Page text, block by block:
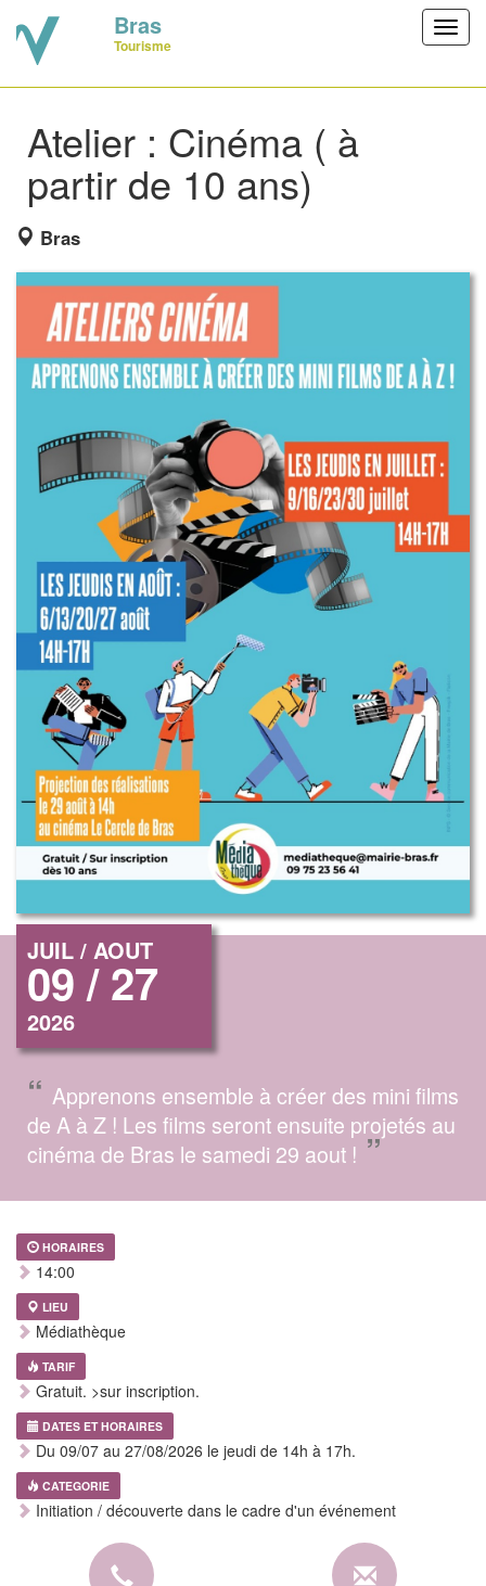
Bras
Tourisme
Atelier : Cinéma ( à
partir de 10 ans)
Bras
JUIL / AOUT
09 / 27
2026
“ Apprenons ensemble à créer des mini films
de A à Z ! Les films seront ensuite projetés au
cinéma de Bras le samedi 29 aout !”
HORAIRES
14:00
LIEU
Médiathèque
TARIF
Gratuit. >sur inscription.
DATES ET HORAIRES
Du 09/07 au 27/08/2026 le jeudi de 14h à 17h.
CATEGORIE
Initiation / découverte dans le cadre d'un événement